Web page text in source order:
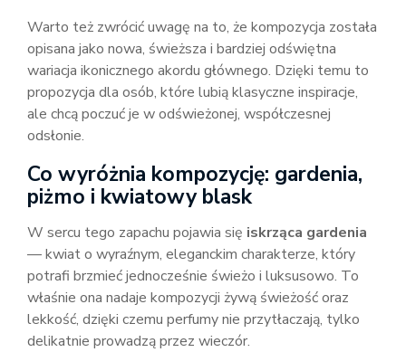
Warto też zwrócić uwagę na to, że kompozycja została
opisana jako nowa, świeższa i bardziej odświętna
wariacja ikonicznego akordu głównego. Dzięki temu to
propozycja dla osób, które lubią klasyczne inspiracje,
ale chcą poczuć je w odświeżonej, współczesnej
odsłonie.
Co wyróżnia kompozycję: gardenia,
piżmo i kwiatowy blask
W sercu tego zapachu pojawia się iskrząca gardenia
— kwiat o wyraźnym, eleganckim charakterze, który
potrafi brzmieć jednocześnie świeżo i luksusowo. To
właśnie ona nadaje kompozycji żywą świeżość oraz
lekkość, dzięki czemu perfumy nie przytłaczają, tylko
delikatnie prowadzą przez wieczór.